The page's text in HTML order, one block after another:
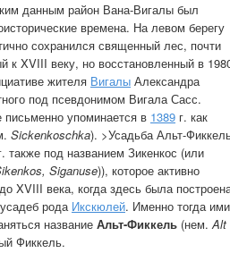
данным район Вана-Вигалы был
времена. На левом берегу
сохранился священный лес, почти
к XVIII веку, но восстановленный в
жителя Вигалы Александра
под псевдонимом Вигала Сасс.
упоминается в 1389 г. как
Sickenkoschka). >Усадьба Альт-
также под названием Зикенкос (или
Siganuse)), которое активно
XVIII века, когда здесь была
рода Икскюлей. Именно тогда ими
название Альт-Фиккель (нем.Alt
Фиккель.